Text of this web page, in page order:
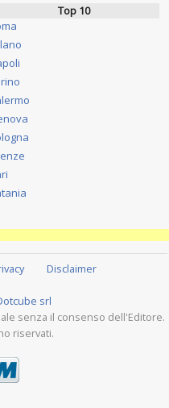
Top 10
Disclaimer
srl
senza il consenso dell'Editore.
riservati.